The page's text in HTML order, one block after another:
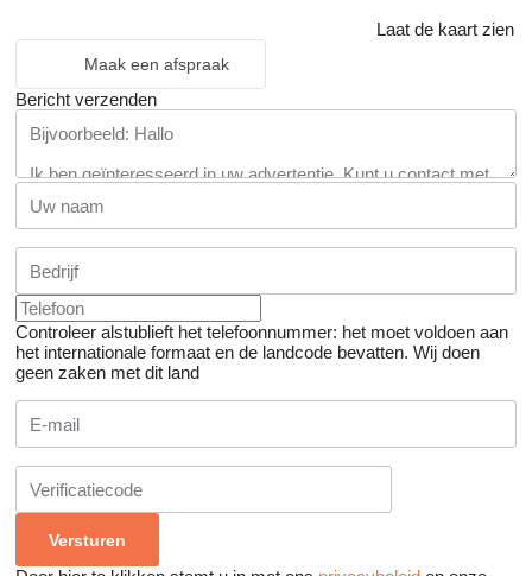
Laat de kaart zien
Maak een afspraak
Bericht verzenden
Controleer alstublieft het telefoonnummer: het moet voldoen aan
het internationale formaat en de landcode bevatten. Wij doen
geen zaken met dit land